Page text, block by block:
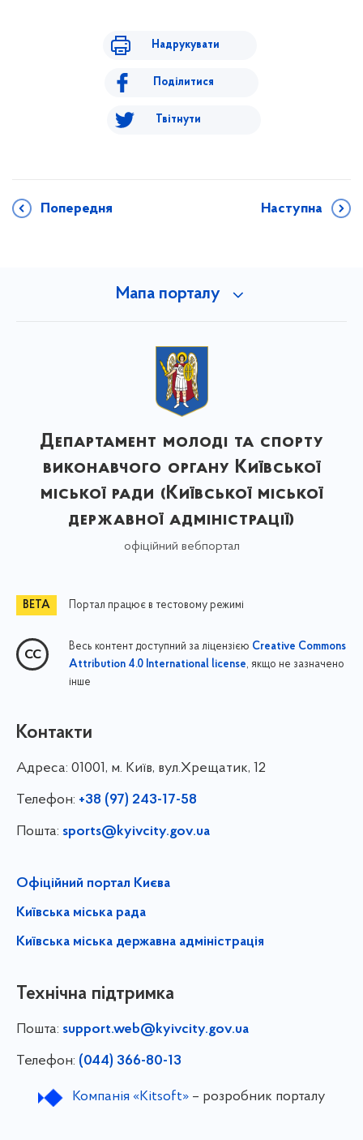
Надрукувати
Поділитися
Твітнути
Попередня Наступна
Мапа порталу
Департамент молоді та спорту
виконавчого органу Київської
міської ради (Київської міської
державної адміністрації)
офіційний вебпортал
Портал працює в тестовому режимі
Весь контент доступний за ліцензією Creative Commons
Attribution 4.0 International license, якщо не зазначено
інше
Контакти
Адреса: 01001, м. Київ, вул.Хрещатик, 12
Телефон: +38 (97) 243-17-58
Пошта: sports@kyivcity.gov.ua
Офіційний портал Києва
Київська міська рада
Київська міська державна адміністрація
Технічна підтримка
Пошта: support.web@kyivcity.gov.ua
Телефон: (044) 366-80-13
Компанія «Kitsoft»– розробник порталу